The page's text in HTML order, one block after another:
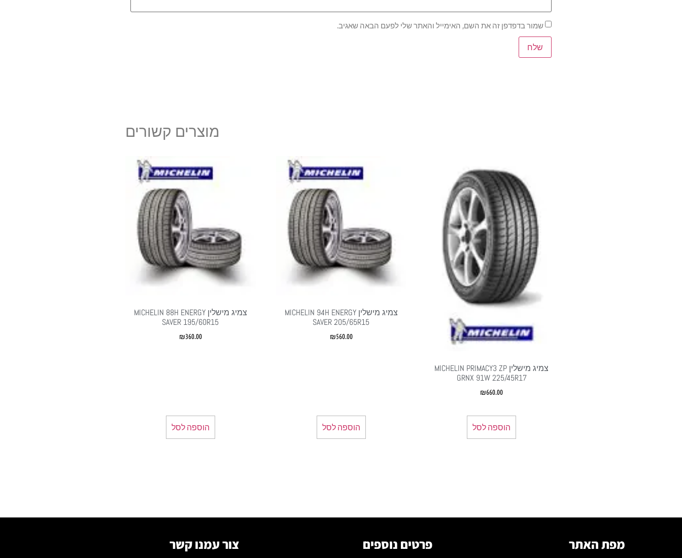
שמור בדפדפן זה את השם, האימייל והאתר שלי לפעם הבאה שאגיב.
מוצרים קשורים
צמיג מישלין MICHELIN PRIMACY3 ZP
GRNX 91W 225/45R17
₪660.00
הוספה לסל
צמיג מישלין MICHELIN 94H ENERGY
SAVER 205/65R15
₪560.00
הוספה לסל
צמיג מישלין MICHELIN 88H ENERGY
SAVER 195/60R15
₪360.00
הוספה לסל
מפת האתר פרטים נוספים צור עמנו קשר